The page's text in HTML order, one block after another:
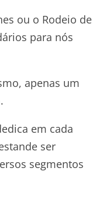
ou o Rodeio de
para nós
apenas um
em cada
ser
segmentos